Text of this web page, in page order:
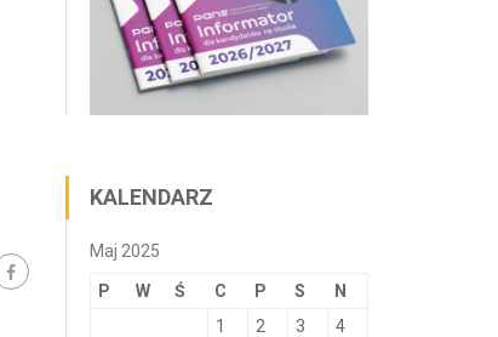
KALENDARZ
Maj 2025
P W Ś C P S N
1 2 3
4